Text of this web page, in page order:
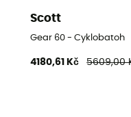
Scott
Gear 60 - Cyklobatoh
4180,61 Kč 5609,00